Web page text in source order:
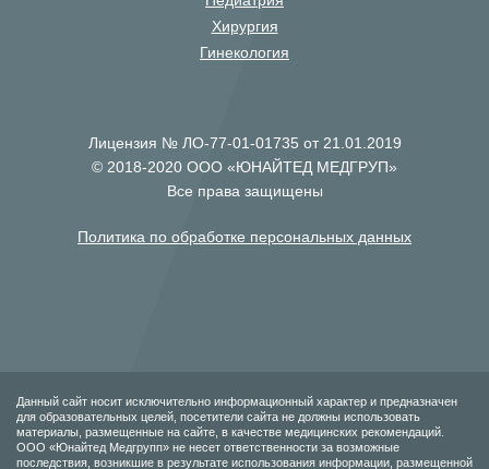
Хирургия
Гинекология
Лицензия № ЛО-77-01-01735 от 21.01.2019
© 2018-2020 ООО «ЮНАЙТЕД МЕДГРУП»
Все права защищены
Политика по обработке персональных данных
Данный сайт носит исключительно информационный характер и предназначен
для образовательных целей, посетители сайта не должны использовать
материалы, размещенные на сайте, в качестве медицинских рекомендаций.
ООО «Юнайтед Медгрупп» не несет ответственности за возможные
последствия, возникшие в результате использования информации, размещенной